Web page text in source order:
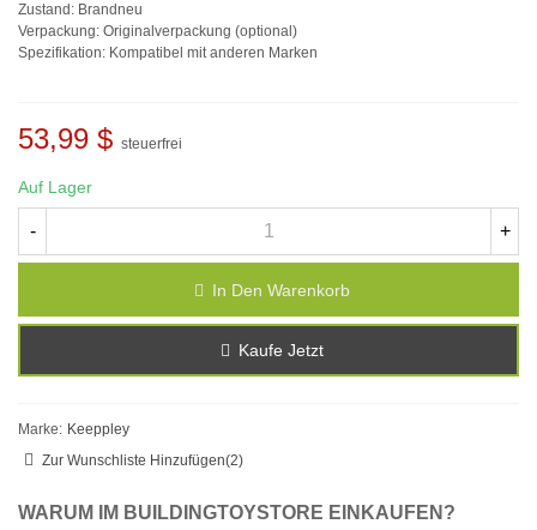
Zustand: Brandneu
Verpackung: Originalverpackung (optional)
Spezifikation: Kompatibel mit anderen Marken
53,99 $ steuerfrei
Auf Lager
- +
In Den Warenkorb
Kaufe Jetzt
Marke: Keeppley
Zur Wunschliste Hinzufügen(2)
WARUM IM BUILDINGTOYSTORE EINKAUFEN?